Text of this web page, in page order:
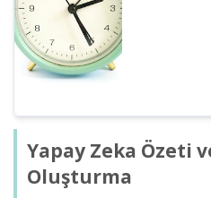
Yapay Zeka Özeti
Oluşturma